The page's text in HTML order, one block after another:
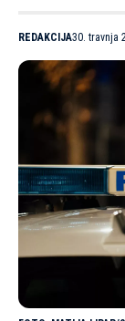
REDAKCIJA30. travnja